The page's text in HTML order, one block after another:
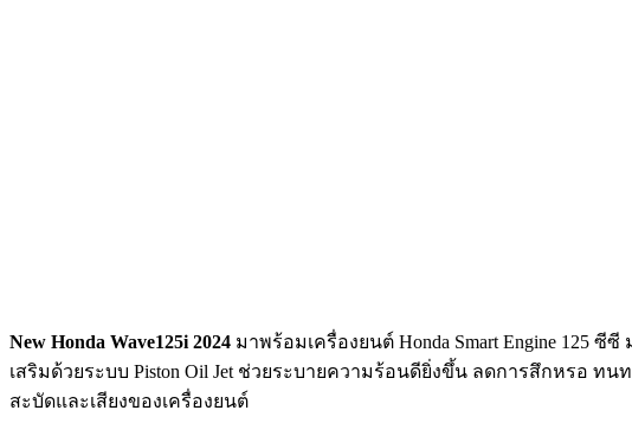
New Honda Wave125i 2024 มาพร้อมเครื่องยนต์ Honda Smart Engine 125
เสริมด้วยระบบ Piston Oil Jet ช่วยระบายความร้อนดียิ่งขึ้น ลดการสึกหรอ ท
สะบัดและเสียงของเครื่องยนต์